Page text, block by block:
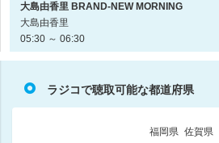
大島由香里 BRAND-NEW MORNING
大島由香里
05:30 ～ 06:30
田畑竜介 / 田中みずき
06:30 ～ 07:00
ラジコで聴取可能な都道府県
福岡県 佐賀県